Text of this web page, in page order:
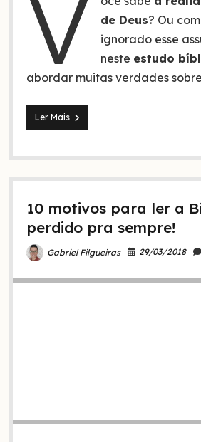
V
de Deus? Ou
ignorado esse
neste estudo
abordar muitas verdades
Ler MaisA
ira
Deus!
Deus
aguardando
fim
10 motivos para ler a
perdido pra sempre!
Gabriel Filgueiras 29/03/2018